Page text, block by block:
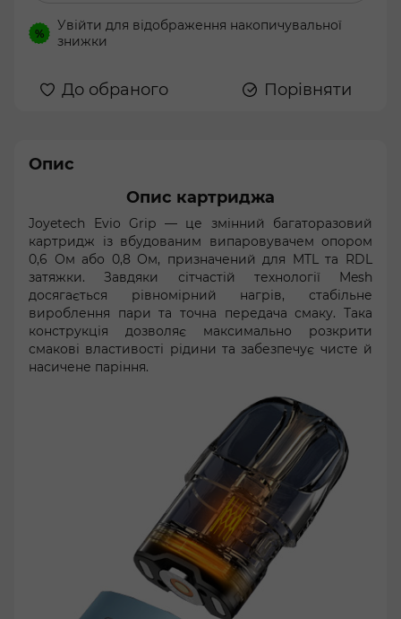
% Увійти для відображення накопичувальної
знижки
До обраного Порівняти
Опис
Опис картриджа
Joyetech Evio Grip — це змінний багаторазовий
картридж із вбудованим випаровувачем опором
0,6 Ом або 0,8 Ом, призначений для MTL та RDL
затяжки. Завдяки сітчастій технології Mesh
досягається рівномірний нагрів, стабільне
вироблення пари та точна передача смаку. Така
конструкція дозволяє максимально розкрити
смакові властивості рідини та забезпечує чисте й
насичене паріння.